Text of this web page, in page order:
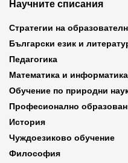
Научните списания
Стратегии на
Български език и
Педагогика
Математика и информатика
Обучение по природни
Професионално
История
Чуждоезиково обучение
Философия